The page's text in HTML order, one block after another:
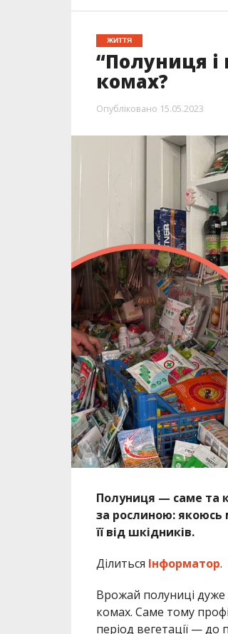
ЖИТТЯ
“Полуниця
комах?
Опубліковано 15.05.2023
Полуниця — саме та
за рослиною: якоюсь
її від шкідників.
Ділиться Інформатор.
Врожай полуниці дуже
комах. Саме тому
період вегетації — до